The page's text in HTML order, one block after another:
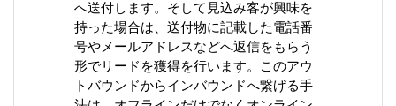
へ送付します。そして見込み客が興味を
持った場合は、送付物に記載した電話番
号やメールアドレスなどへ返信をもらう
形でリードを獲得を行います。このアウ
トバウンドからインバウンドへ繋げる手